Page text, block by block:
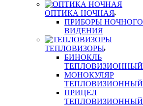
ОПТИКА НОЧНАЯ
ПРИБОРЫ НОЧНОГО
ВИДЕНИЯ
ТЕПЛОВИЗОРЫ
БИНОКЛЬ
ТЕПЛОВИЗИОННЫЙ
МОНОКУЛЯР
ТЕПЛОВИЗИОННЫЙ
ПРИЦЕЛ
ТЕПЛОВИЗИОННЫЙ